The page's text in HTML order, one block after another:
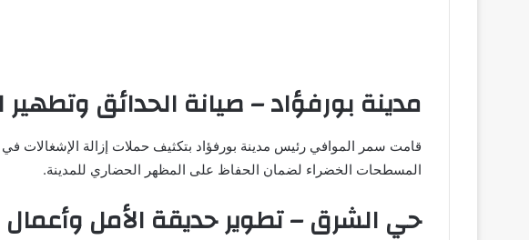
مدينة بورفؤاد – صيانة الحدائق وتطهير
قامت سمر الموافي رئيس مدينة بورفؤاد بتكثيف حملات إزالة الإشغالات في
المسطحات الخضراء لضمان الحفاظ على المظهر الحضاري للمدينة.
حي الشرق – تطوير حديقة الأمل